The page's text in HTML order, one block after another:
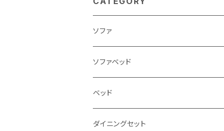
ソファ
3人掛け
2.5人掛け
2人掛け
ソファベッド
ベッド
シングルサイズ以下（フレームのみ）
ダイニングセット